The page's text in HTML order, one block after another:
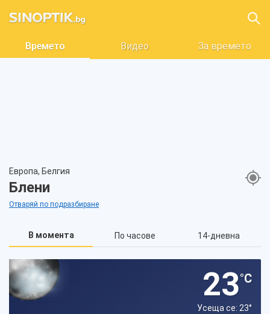
Времето Видео За времето
Европа, Белгия
Блени
Отваряй по подразбиране
В момента По часове 14-дневна
23°C
Усеща се: 23°